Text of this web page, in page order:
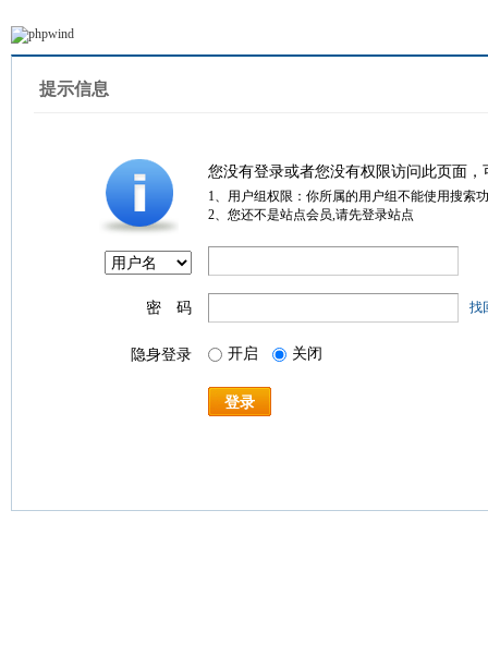
提示信息
您没有登录或者您没有权限访问此页面
1、用户组权限：你所属的用户组不能使用搜索
2、您还不是站点会员,请先登录站点
密 码 找
隐身登录 开启 关闭
登录